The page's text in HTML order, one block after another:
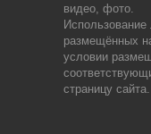
видео, фото.
размещённых
условии
страницу сайта.